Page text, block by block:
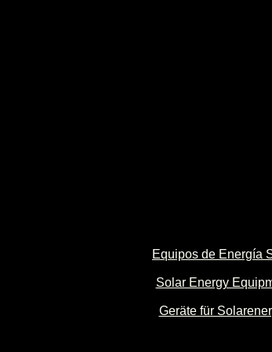
Equipos de Energía
Solar Energy
Geräte für